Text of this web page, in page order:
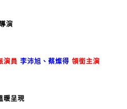
演
演員 李沛旭、蔡燦得 領銜主演
暖呈現